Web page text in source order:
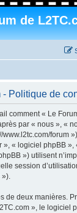
de
- Politique de
comment « Le
par « nous », «
www.l2tc.com/forum
», « logiciel phpBB »,
») utilisent
session
»).
de deux manières.
», le logiciel